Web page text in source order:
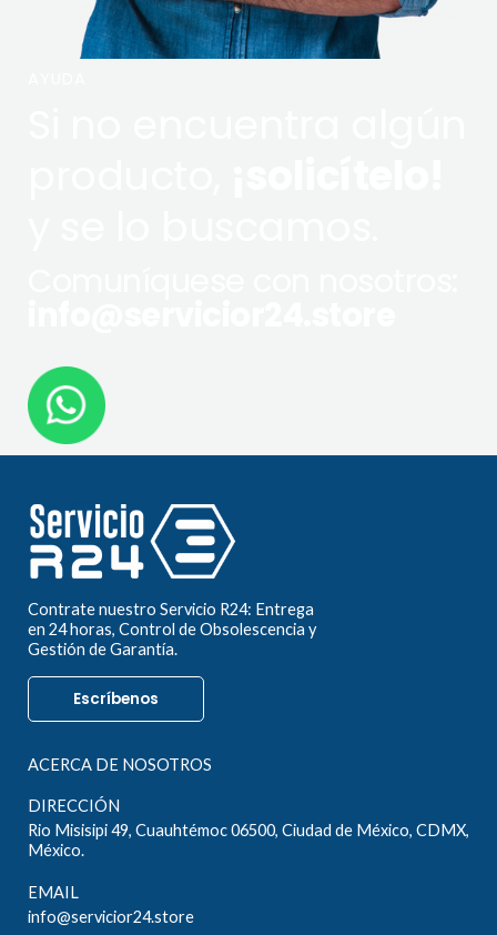
Contrate nuestro Servicio R24: Entrega
en 24 horas, Control de Obsolescencia y
Gestión de Garantía.
Escríbenos
ACERCA DE NOSOTROS
DIRECCIÓN
Rio Misisipi 49, Cuauhtémoc 06500, Ciudad de México, CDMX,
México.
EMAIL
info@servicior24.store